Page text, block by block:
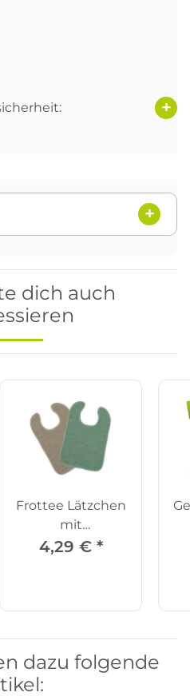
dich auch
Frottee Lätzchen
mit
Druckknöpfen
4,29 € *
dazu folgende